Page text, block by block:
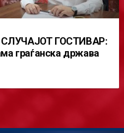
ГОСТИВАР:
граѓанска држава